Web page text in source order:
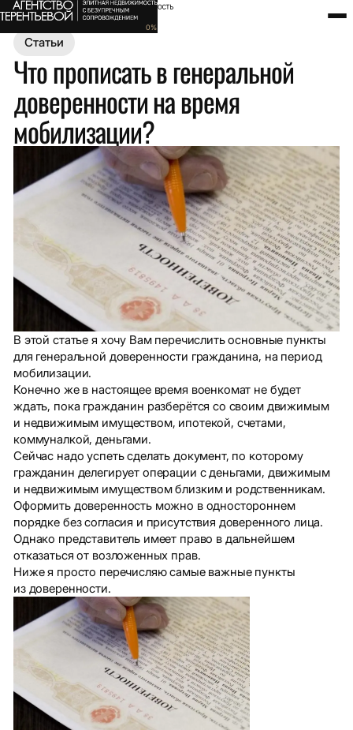
0%
Главная Полезное Статьи Что прописать в генеральной
Статьи
Что прописать в генеральной
доверенности на время
мобилизации?
В этой статье я хочу Вам перечислить основные пункты
для генеральной доверенности гражданина, на период
мобилизации.
Конечно же в настоящее время военкомат не будет
ждать, пока гражданин разберётся со своим движимым
и недвижимым имуществом, ипотекой, счетами,
коммуналкой, деньгами.
Сейчас надо успеть сделать документ, по которому
гражданин делегирует операции с деньгами, движимым
и недвижимым имуществом близким и родственникам.
Оформить доверенность можно в одностороннем
порядке без согласия и присутствия доверенного лица.
Однако представитель имеет право в дальнейшем
отказаться от возложенных прав.
Ниже я просто перечисляю самые важные пункты
из доверенности.